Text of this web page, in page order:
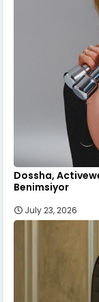
Dossha,
Benimsiyor
July 23, 2026